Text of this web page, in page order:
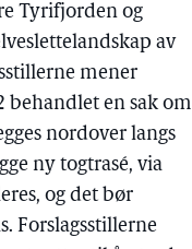
Tyrifjorden og
av
mener
behandlet en sak om
nordover langs
ny togtrasé, via
og det bør
Forslagsstillerne